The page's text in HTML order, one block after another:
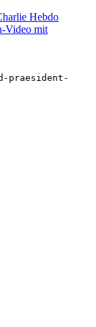
Hebdo
Video mit
praesident-